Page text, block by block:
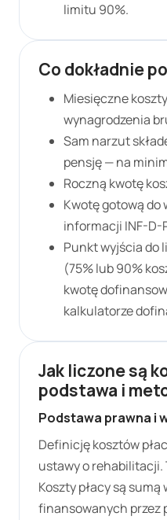
limitu 90%.
Co dokładnie
Miesięczne
wynagrodzenia
Sam narzut
pensję — na
Roczną kwotę
Kwotę gotową do
informacji INF-D-
Punkt wyjścia do
(75% lub 90%
kwotę
kalkulatorze
Jak liczone są
podstawa i
Podstawa prawna i
Definicję kosztów
ustawy o rehabilitacji.
Koszty płacy są
finansowanych przez